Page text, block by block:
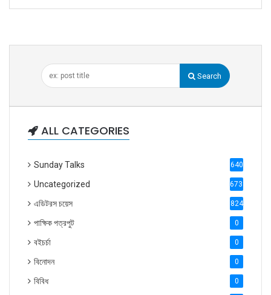
Search
ALL CATEGORIES
Sunday Talks 640
Uncategorized 6738
এডিটরস চয়েস 824
পাক্ষিক পত্রপুট 0
বইচর্চা 0
বিনোদন 0
বিবিধ 0